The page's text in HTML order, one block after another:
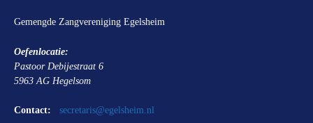
Gemengde Zangvereniging Egelsheim
Oefenlocatie:
Pastoor Debijestraat 6
5963 AG Hegelsom
Contact: secretaris@egelsheim.nl